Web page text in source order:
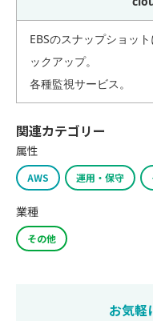
EBSのスナップショッ
ックアップ。
各種監視サービス。
関連カテゴリー
属性
AWS 運用・保守
業種
その他
お気軽